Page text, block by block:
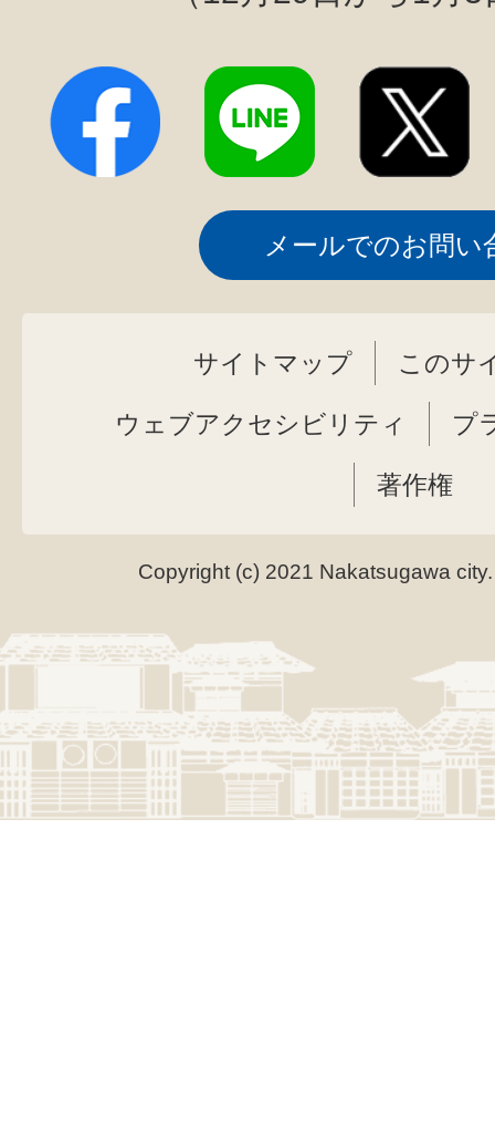
メールでのお問い
サイトマップ このサ
ウェブアクセシビリティ プ
著作権
Copyright (c) 2021 Nakatsugawa